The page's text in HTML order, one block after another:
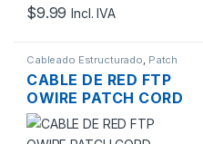
$9.99 Incl. IVA
Cableado Estructurado, Patch
CABLE DE RED FTP
OWIRE PATCH CORD
BLINDADO AZUL
CAT6 5MTS.